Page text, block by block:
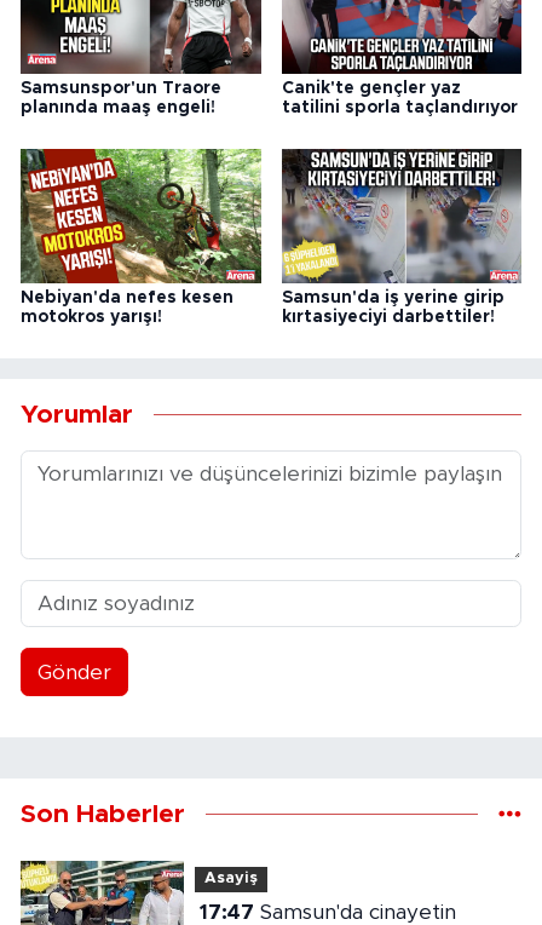
Samsunspor'un Traore
planında maaş engeli!
Canik'te gençler yaz
tatilini sporla taçlandırıyor
Nebiyan'da nefes kesen
motokros yarışı!
Samsun'da iş yerine girip
kırtasiyeciyi darbettiler!
Yorumlar
Gönder
Son Haberler
Asayiş
17:47